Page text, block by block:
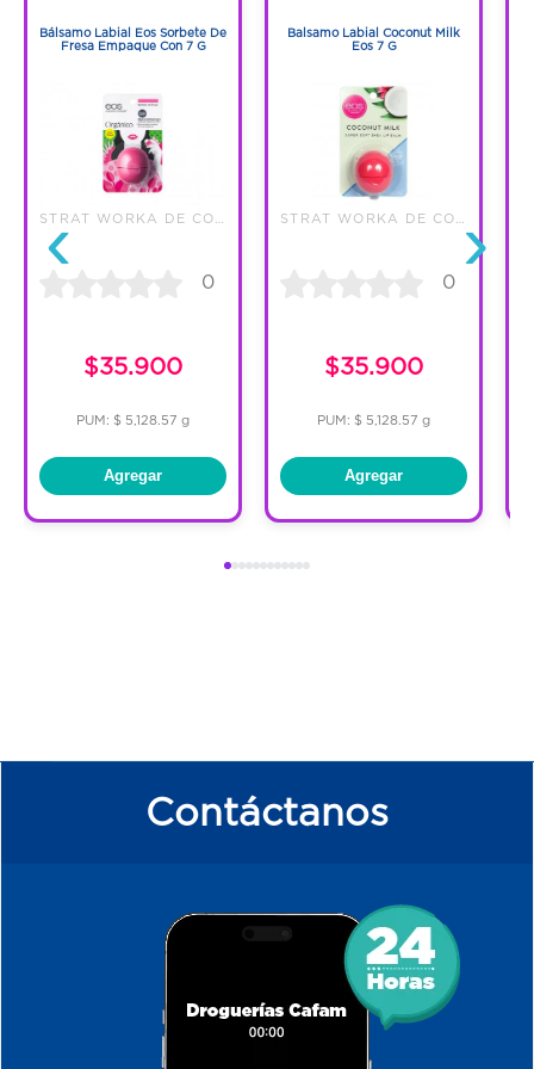
Características:
placa bacteriana de localización
interdental.
‹
Bálsamo Labial Eos Sorbete De
Fresa Empaque Con 7 G
0
$35.900
PUM: $ 5,128.57 g
Agregar
Balsamo Labial Coconut Milk
Eos 7 G
0
$35.900
PUM: $ 5,128.57 g
Agregar
›
Contáctanos